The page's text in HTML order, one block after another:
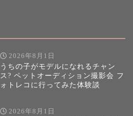
2026年8月1日
うちの子がモデルになれるチャン
ス? ペットオーディション撮影会 フ
ォトレコに行ってみた体験談
2026年8月1日